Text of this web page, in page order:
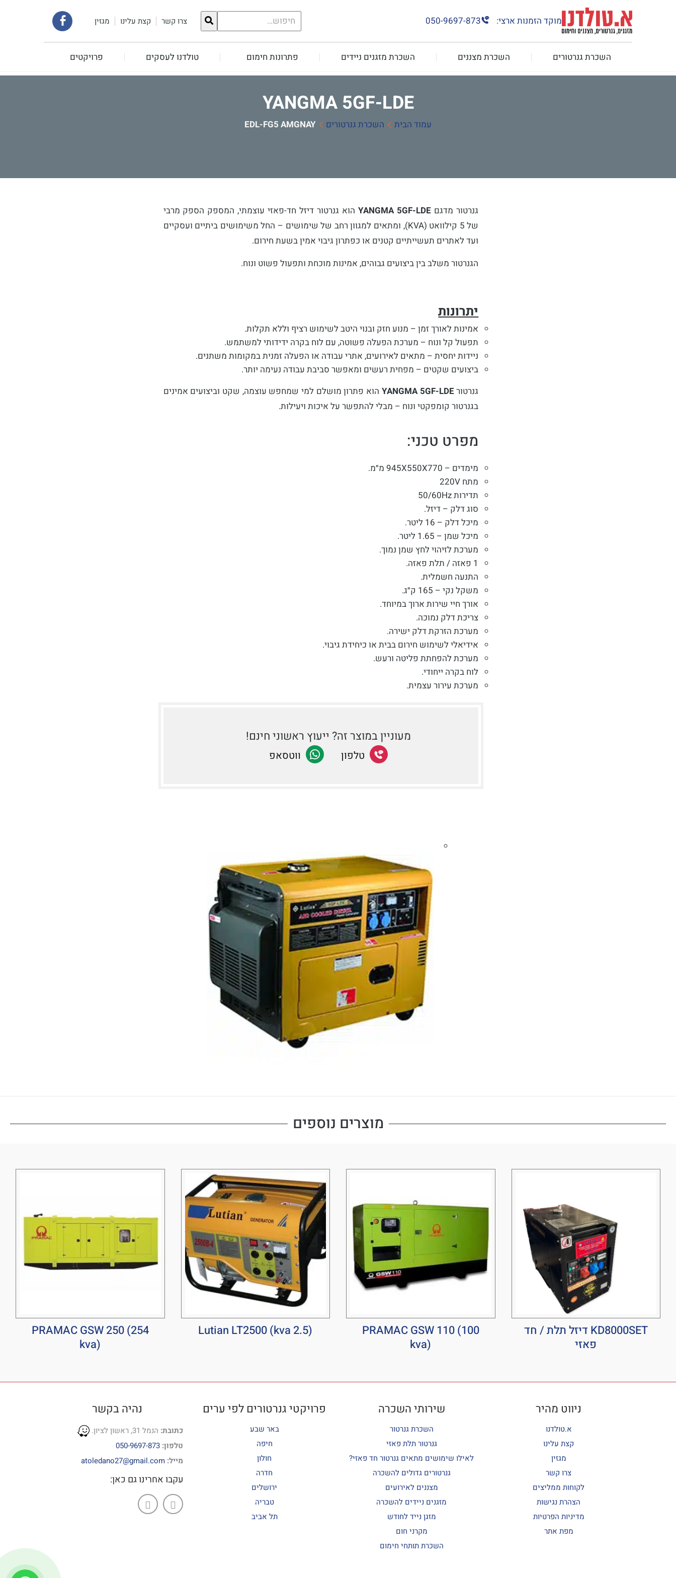
מוקד הזמנות ארצי: 050-9697-873
חיפוש
עבור:
צרו קשר קצת עלינו מגזין
קישור
לעמוד
השכרת גנרטורים השכרת מצננים השכרת מזגנים ניידים פתרונות חימום טולדנו לעסקים פרויקטים
YANGMA 5GF-LDE
עמוד הבית השכרת גנרטורים YANGMA 5GF-LDE
גנרטור מדגם
הוא גנרטור דיזל חד-פאזי עוצמתי, המספק הספק מרבי
של 5 קילוואט (KVA), ומתאים למגוון רחב של שימושים – החל משימושים ביתיים ועסקיים
ועד לאתרים תעשייתיים קטנים או כפתרון גיבוי אמין בשעת חירום.
הגנרטור משלב בין ביצועים גבוהים, אמינות מוכחת ותפעול פשוט ונוח.
יתרונות
אמינות לאורך זמן – מנוע חזק ובנוי היטב לשימוש רציף וללא תקלות.
תפעול קל ונוח – מערכת הפעלה פשוטה, עם לוח בקרה ידידותי למשתמש.
ניידות יחסית – מתאים לאירועים, אתרי עבודה או הפעלה זמנית במקומות משתנים.
ביצועים שקטים – מפחית רעשים ומאפשר סביבת עבודה נעימה יותר.
גנרטורYANGMA 5GF-LDE הוא פתרון מושלם למי שמחפש עוצמה, שקט וביצועים אמינים
בגנרטור קומפקטי ונוח – מבלי להתפשר על איכות ויעילות.
מפרט טכני:
מימדים – 945X550X770 מ״מ.
מתח 220V
תדירות 50/60Hz
סוג דלק – דיזל.
מיכל דלק – 16 ליטר.
מיכל שמן – 1.65 ליטר.
מערכת לזיהוי לחץ שמן נמוך.
1 פאזה / תלת פאזה.
התנעה חשמלית.
משקל נקי – 165 ק״ג.
אורך חיי שירות ארוך במיוחד.
צריכת דלק נמוכה.
מערכת הזרקת דלק ישירה.
אידיאלי לשימוש חירום בבית או כיחידת גיבוי.
מערכת להפחתת פליטה ורעש.
לוח בקרה ייחודי.
מערכת עירור עצמית.
מעוניין במוצר זה? ייעוץ ראשוני חינם!
שתף
טלפון
שתףווטסאפ
מוצרים נוספים
KD8000SET דיזל תלת / חד
פאזי
PRAMAC GSW 110 (100
kva)
Lutian LT2500 (kva 2.5)
PRAMAC GSW 250 (254
kva)
ניווט מהיר
א.טולדנו
קצת עלינו
מגזין
צרו קשר
לקוחות ממליצים
הצהרת נגישות
מדיניות הפרטיות
מפת אתר
שירותי השכרה
השכרת גנרטור
גנרטור תלת פאזי
לאילו שימושים מתאים גנרטור חד פאזי?
גנרטורים גדולים להשכרה
מצננים לאירועים
מזגנים ניידים להשכרה
מזגן נייד לחודש
מקרני חום
השכרת תותחי חימום
פרויקטי גנרטורים לפי ערים
באר שבע
חיפה
חולון
חדרה
ירושלים
טבריה
תל אביב
נהיה בקשר
כתובת: הנמל 31, ראשון לציון.
טלפון: 050-9697-873
מייל: atoledano27@gmail.com
עקבו אחרינו גם כאן: